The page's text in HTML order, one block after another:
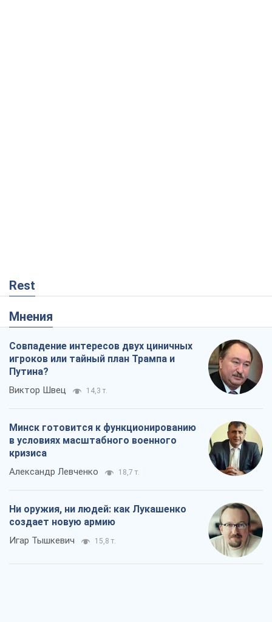
Rest
Мнения
Совпадение интересов двух циничных
игроков или тайный план Трампа и
Путина?
Виктор Швец 14,3 т.
Минск готовится к функционированию
в условиях масштабного военного
кризиса
Александр Левченко 18,7 т.
Ни оружия, ни людей: как Лукашенко
создает новую армию
Игар Тышкевич 15,8 т.